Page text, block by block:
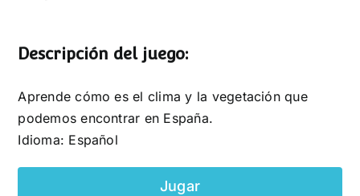
Descripción del juego:
Aprende cómo es el clima y la vegetación que
podemos encontrar en España.
Idioma: Español
Jugar